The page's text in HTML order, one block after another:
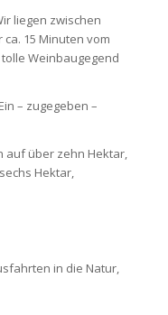
liegen zwischen
15 Minuten vom
Weinbaugegend
– zugegeben –
auf über zehn Hektar,
Hektar,
in die Natur,